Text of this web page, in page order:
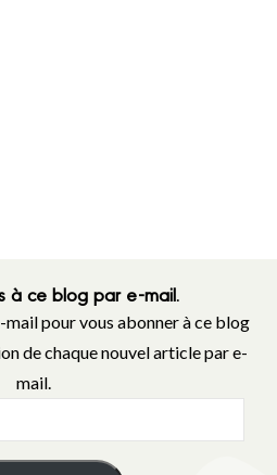
à ce blog par e-mail.
mail pour vous abonner à ce blog
de chaque nouvel article par e-
mail.